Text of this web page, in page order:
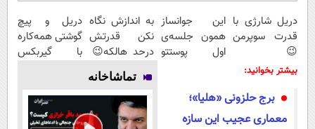
دریل شارژی با
قدرت سوپرمن
😉
(مجموعه47عددی
تعویض)
این جوانساز
همون جلسه‌ی
اول پوستتو
ماندگاری داره
به اندازش نگاه
نکن قدرتش
درحد هالکه😉
(پرداخت درب
منزل+گارانتی
تعویض)
دریل و پیچ
گوشتی همه‌کاره
با گیربکس
بازار🔥)
بیشتر بخوانید:
برج حلزونی «هلیا»؛
معماری عجیب این سازه
تماشاخانه